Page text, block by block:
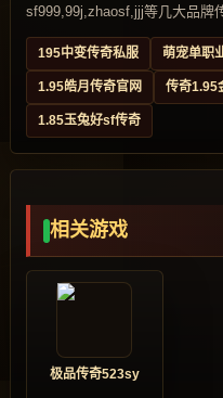
sf999,99j,zhaosf,jjj等几大品牌
195中变传奇私服 萌宠单职
1.95皓月传奇官网 传奇1.95
1.85玉兔好sf传奇
相关游戏
极品传奇523sy